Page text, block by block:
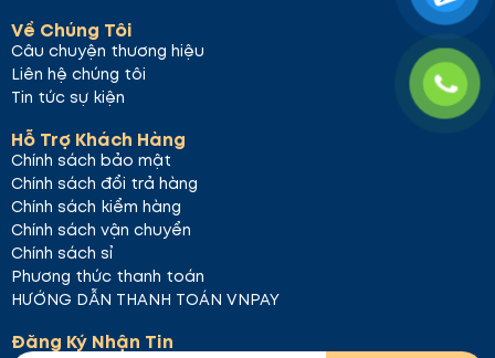
Về Chúng Tôi
Câu chuyện thương hiệu
Liên hệ chúng tôi
Tin tức sự kiện
Hỗ Trợ Khách Hàng
Chính sách bảo mật
Chính sách đổi trả hàng
Chính sách kiểm hàng
Chính sách vận chuyển
Chính sách sỉ
Phương thức thanh toán
HƯỚNG DẪN THANH TOÁN VNPAY
Đăng Ký Nhận Tin